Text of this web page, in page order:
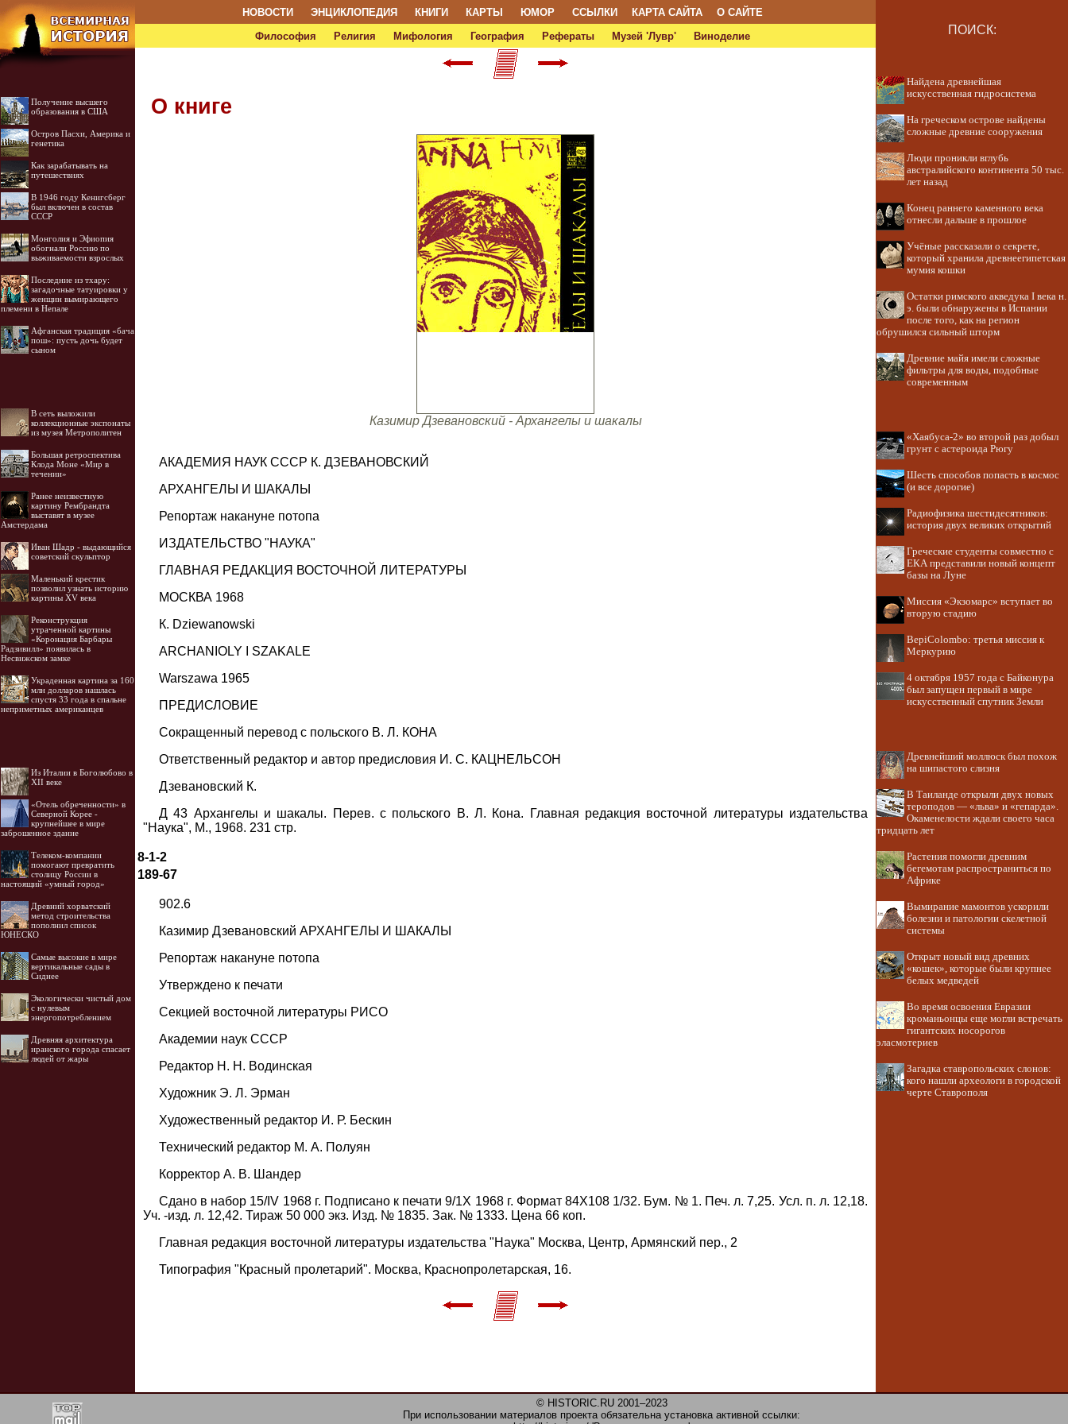
НОВОСТИ ЭНЦИКЛОПЕДИЯ КНИГИ КАРТЫ ЮМОР ССЫЛКИ КАРТА САЙТА
О САЙТЕ
Философия
Религия Мифология География Рефераты Музей 'Лувр' Виноделие ПОИСК:
Получение высшего
образования в США
Остров Пасхи, Америка и
генетика
Как зарабатывать на
путешествиях
В 1946 году Кенигсберг
был включен в состав
СССР
Монголия и Эфиопия
обогнали Россию по
выживаемости взрослых
Последние из тхару:
загадочные татуировки у
женщин вымирающего
племени в Непале
Афганская традиция «бача
пош»: пусть дочь будет
сыном
В сеть выложили
коллекционные экспонаты
из музея Метрополитен
Большая ретроспектива
Клода Моне «Мир в
течении»
Ранее неизвестную
картину Рембрандта
выставят в музее
Амстердама
Иван Шадр - выдающийся
советский скульптор
Маленький крестик
позволил узнать историю
картины XV века
Реконструкция
утраченной картины
«Коронация Барбары
Радзивилл» появилась в
Несвижском замке
Украденная картина за 160
млн долларов нашлась
спустя 33 года в спальне
неприметных американцев
Из Италии в Боголюбово в
XII веке
«Отель обреченности» в
Северной Корее -
крупнейшее в мире
заброшенное здание
Телеком-компании
помогают превратить
столицу России в
настоящий «умный город»
Древний хорватский
метод строительства
пополнил список
ЮНЕСКО
Самые высокие в мире
вертикальные сады в
Сиднее
Экологически чистый дом
с нулевым
энергопотреблением
Древняя архитектура
иранского города спасает
людей от жары
О книге
Казимир Дзевановский - Архангелы и шакалы
АКАДЕМИЯ НАУК СССР К. ДЗЕВАНОВСКИЙ
АРХАНГЕЛЫ И ШАКАЛЫ
Репортаж накануне потопа
ИЗДАТЕЛЬСТВО "НАУКА"
ГЛАВНАЯ РЕДАКЦИЯ ВОСТОЧНОЙ ЛИТЕРАТУРЫ
МОСКВА 1968
К. Dziewanowski
ARCHANIOLY I SZAKALE
Warszawa 1965
ПРЕДИСЛОВИЕ
Сокращенный перевод с польского В. Л. КОНА
Ответственный редактор и автор предисловия И. С. КАЦНЕЛЬСОН
Дзевановский К.
Д 43 Архангелы и шакалы. Перев. с польского В. Л. Кона. Главная редакция восточной литературы издательства
"Наука", М., 1968. 231 стр.
8-1-2
189-67
902.6
Казимир Дзевановский АРХАНГЕЛЫ И ШАКАЛЫ
Репортаж накануне потопа
Утверждено к печати
Секцией восточной литературы РИСО
Академии наук СССР
Редактор Н. Н. Водинская
Художник Э. Л. Эрман
Художественный редактор И. Р. Бескин
Технический редактор М. А. Полуян
Корректор А. В. Шандер
Сдано в набор 15/IV 1968 г. Подписано к печати 9/1Х 1968 г. Формат 84X108 1/32. Бум. № 1. Печ. л. 7,25. Усл. п. л. 12,18.
Уч. -изд. л. 12,42. Тираж 50 000 экз. Изд. № 1835. Зак. № 1333. Цена 66 коп.
Главная редакция восточной литературы издательства "Наука" Москва, Центр, Армянский пер., 2
Типография "Красный пролетарий". Москва, Краснопролетарская, 16.
Найдена древнейшая
искусственная гидросистема
На греческом острове найдены
сложные древние сооружения
Люди проникли вглубь
австралийского континента 50 тыс.
лет назад
Конец раннего каменного века
отнесли дальше в прошлое
Учёные рассказали о секрете,
который хранила древнеегипетская
мумия кошки
Остатки римского акведука I века н.
э. были обнаружены в Испании
после того, как на регион
обрушился сильный шторм
Древние майя имели сложные
фильтры для воды, подобные
современным
«Хаябуса-2» во второй раз добыл
грунт с астероида Рюгу
Шесть способов попасть в космос
(и все дорогие)
Радиофизика шестидесятников:
история двух великих открытий
Греческие студенты совместно с
ЕКА представили новый концепт
базы на Луне
Миссия «Экзомарс» вступает во
вторую стадию
BepiColombo: третья миссия к
Меркурию
4 октября 1957 года с Байконура
был запущен первый в мире
искусственный спутник Земли
Древнейший моллюск был похож
на шипастого слизня
В Таиланде открыли двух новых
тероподов — «льва» и «гепарда».
Окаменелости ждали своего часа
тридцать лет
Растения помогли древним
бегемотам распространиться по
Африке
Вымирание мамонтов ускорили
болезни и патологии скелетной
системы
Открыт новый вид древних
«кошек», которые были крупнее
белых медведей
Во время освоения Евразии
кроманьонцы еще могли встречать
гигантских носорогов
эласмотериев
Загадка ставропольских слонов:
кого нашли археологи в городской
черте Ставрополя
© HISTORIC.RU 2001–2023
При использовании материалов проекта обязательна установка активной ссылки: